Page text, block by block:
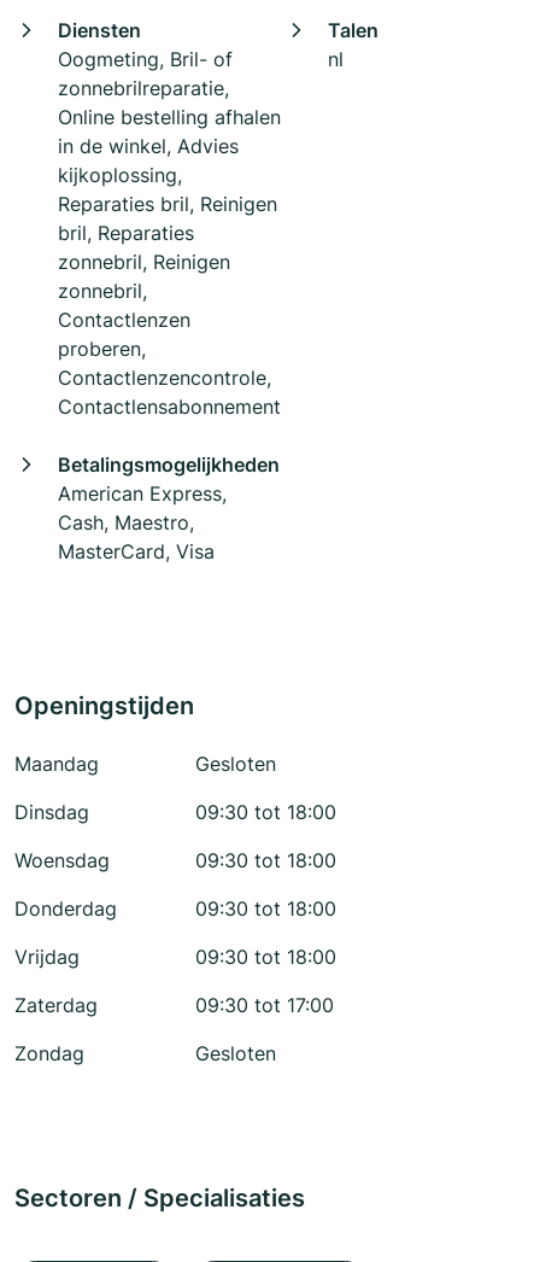
Diensten
Oogmeting, Bril- of
zonnebrilreparatie,
Online bestelling afhalen
in de winkel, Advies
kijkoplossing,
Reparaties bril, Reinigen
bril, Reparaties
zonnebril, Reinigen
zonnebril,
Contactlenzen
proberen,
Contactlenzencontrole,
Contactlensabonnement
Talen
nl
Betalingsmogelijkheden
American Express,
Cash, Maestro,
MasterCard, Visa
Openingstijden
Maandag
Gesloten
Dinsdag
09:30 tot 18:00
Woensdag
09:30 tot 18:00
Donderdag
09:30 tot 18:00
Vrijdag
09:30 tot 18:00
Zaterdag
09:30 tot 17:00
Zondag
Gesloten
Sectoren / Specialisaties